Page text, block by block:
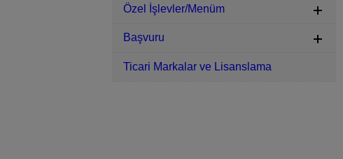
Özel İşlevler/Menüm
Başvuru
Ticari Markalar ve Lisanslama